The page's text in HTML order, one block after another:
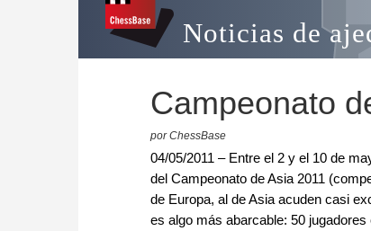
Noticias de
Campeonato
por ChessBase
04/05/2011 – Entre el 2 y el 10 de
del Campeonato de Asia 2011
de Europa, al de Asia acuden casi
es algo más abarcable: 50